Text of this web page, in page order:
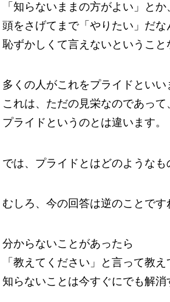
「知らないままの方がよい」とか
頭をさげてまで「やりたい」だな
恥ずかしくて言えないということ
多くの人がこれをプライドといい
これは、ただの見栄なのであって
プライドというのとは違います。
では、プライドとはどのようなも
むしろ、今の回答は逆のことです
分からないことがあったら
「教えてください」と言って教
知らないことは今すぐにでも解消